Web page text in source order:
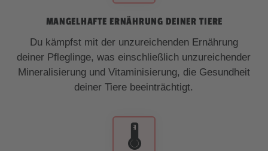
MANGELHAFTE ERNÄHRUNG DEINER TIERE
Du kämpfst mit der unzureichenden Ernährung
deiner Pfleglinge, was einschließlich unzureichender
Mineralisierung und Vitaminisierung, die Gesundheit
deiner Tiere beeinträchtigt.
🌡️